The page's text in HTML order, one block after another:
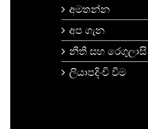
අමතන්න
අප ගැන
නීති සහ රෙගුලාසි
ලියාපදිංචි වීම